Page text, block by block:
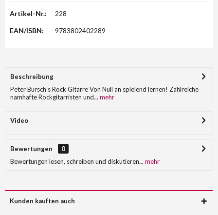
Artikel-Nr.: 228
EAN/ISBN: 9783802402289
Beschreibung
Peter Bursch’s Rock Gitarre Von Null an spielend lernen! Zahlreiche
namhafte Rockgitarristen und... mehr
Video
Bewertungen
0
Bewertungen lesen, schreiben und diskutieren... mehr
Kunden kauften auch